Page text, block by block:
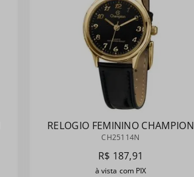
RELOGIO FEMININO CHAMPION
CH25114N
CH25114N
R$ 187,91
à vista com PIX